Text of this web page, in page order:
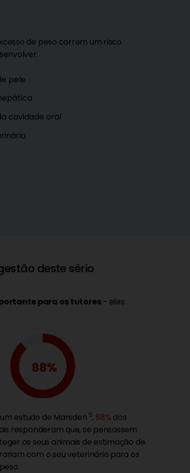
de peso correm um risco
pele
cavidade oral
deste sério
para os tutores- eles
estudo de Marsden 5, 88% dos
responderam que, se pensassem
os seus animais de estimação de
com o seu veterinário para os